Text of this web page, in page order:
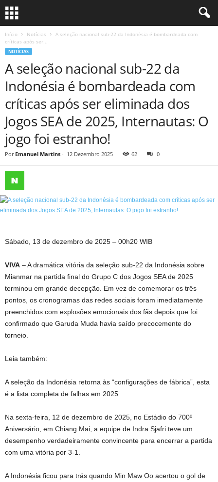
Início Notícias
A seleção nacional sub-22 da Indonésia é bombardeada com
críticas após ser...
NOTÍCIAS
A seleção nacional sub-22 da
Indonésia é bombardeada com
críticas após ser eliminada dos
Jogos SEA de 2025, Internautas: O
jogo foi estranho!
Por Emanuel Martins - 12 Dezembro 2025 62 0
Sábado, 13 de dezembro de 2025 – 00h20 WIB
VIVA – A dramática vitória da seleção sub-22 da Indonésia sobre
Mianmar na partida final do Grupo C dos Jogos SEA de 2025
terminou em grande decepção. Em vez de comemorar os três
pontos, os cronogramas das redes sociais foram imediatamente
preenchidos com explosões emocionais dos fãs depois que foi
confirmado que Garuda Muda havia saído precocemente do
torneio.
Leia também:
A seleção da Indonésia retorna às “configurações de fábrica”, esta
é a lista completa de falhas em 2025
Na sexta-feira, 12 de dezembro de 2025, no Estádio do 700º
Aniversário, em Chiang Mai, a equipe de Indra Sjafri teve um
desempenho verdadeiramente convincente para encerrar a partida
com uma vitória por 3-1.
A Indonésia ficou para trás quando Min Maw Oo acertou o gol de